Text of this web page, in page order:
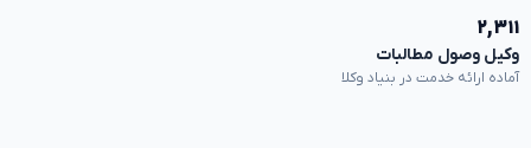
۲,۳۱۱
وکیل وصول مطالبات
آماده ارائه خدمت در بنیاد وکلا